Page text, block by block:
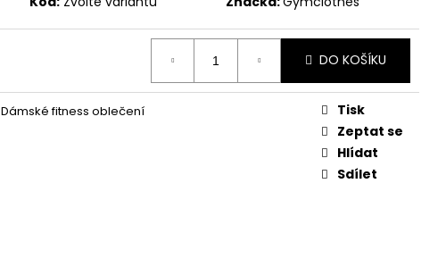
DO KOŠÍKU
Dámské fitness oblečení
Tisk
Zeptat se
Hlídat
Sdílet